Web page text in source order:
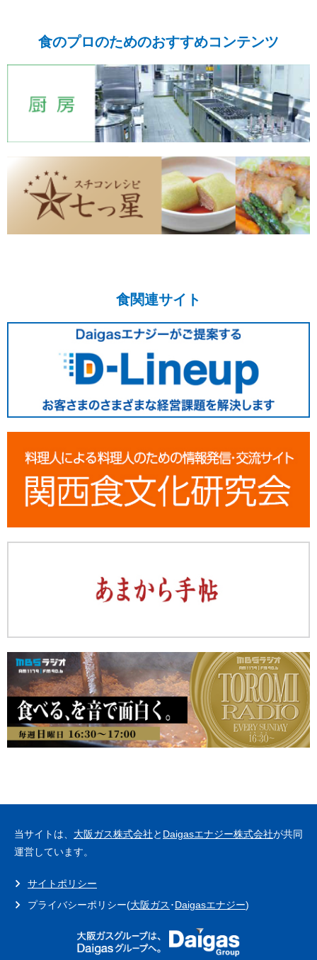
食のプロのためのおすすめコンテンツ
食関連サイト
当サイトは、 大阪ガス株式会社と Daigasエナジー株式会社が共同
運営しています。
サイトポリシー
プライバシーポリシー(大阪ガス ･Daigasエナジー)